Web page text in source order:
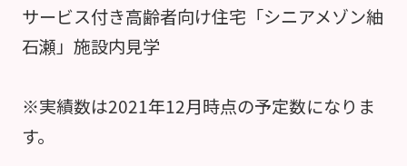
サービス付き高齢者向け住宅「シニアメゾン紬
石瀬」施設内見学
※実績数は2021年12月時点の予定数になりま
す。